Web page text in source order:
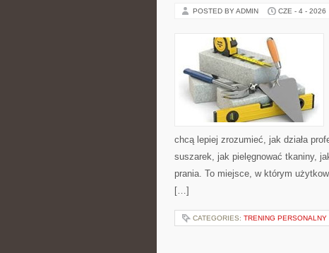
POSTED BY ADMIN CZE - 4 - 2026
chcą lepiej zrozumieć, jak działa
suszarek, jak pielęgnować tkaniny,
prania. To miejsce, w którym
[…]
CATEGORIES: TRENING PERSONALNY